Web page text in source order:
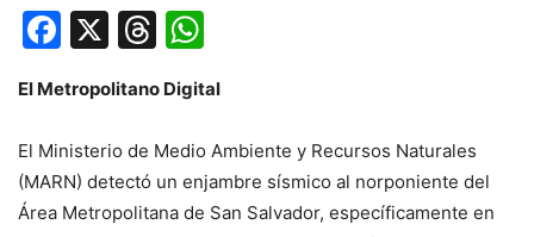
Facebook
X Threads
El Metropolitano Digital
El Ministerio de Medio Ambiente y Recursos Naturales
(MARN) detectó un enjambre sísmico al norponiente del
Área Metropolitana de San Salvador, específicamente en